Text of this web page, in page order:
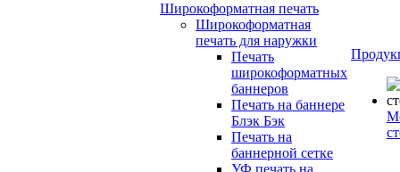
Широкоформатная печать
Широкоформатная
печать для наружки
Печать
широкоформатных
баннеров
Печать на баннере
Блэк Бэк
Печать на
баннерной сетке